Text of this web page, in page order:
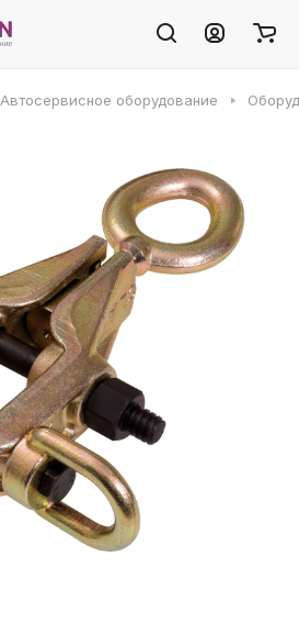
Автосервисное оборудование